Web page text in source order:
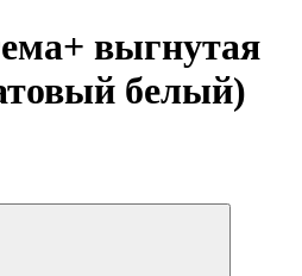
выгнутая
белый)